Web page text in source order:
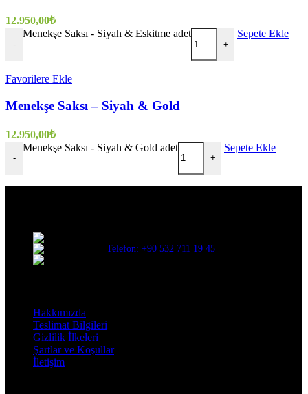
12.950,00₺
-
Menekşe Saksı - Siyah & Eskitme adet
+
Sepete Ekle
Favorilere Ekle
Menekşe Saksı – Siyah & Gold
12.950,00₺
-
Menekşe Saksı - Siyah & Gold adet
+
Sepete Ekle
Telefon: +90 532 711 19 45
Hakkımızda
Teslimat Bilgileri
Gizlilik İlkeleri
Şartlar ve Koşullar
İletişim